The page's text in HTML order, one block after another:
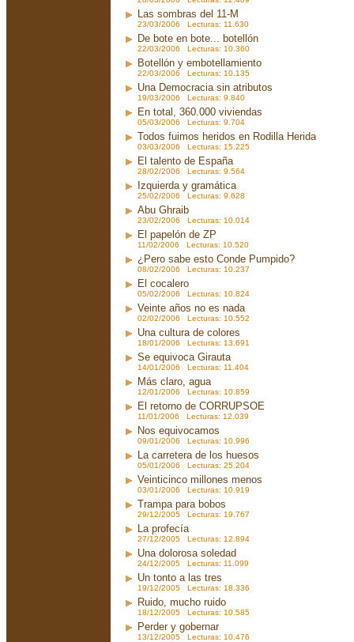
Las sombras del 11-M
23/03/2006 Lecturas: 11.630
De bote en bote... botellón
22/03/2006 Lecturas: 10.360
Botellón y embotellamiento
22/03/2006 Lecturas: 10.135
Una Democracia sin atributos
19/03/2006 Lecturas: 9.840
En total, 360.000 viviendas
05/03/2006 Lecturas: 9.704
Todos fuimos heridos en Rodilla Herida
03/03/2006 Lecturas: 15.225
El talento de España
28/02/2006 Lecturas: 9.564
Izquierda y gramática
25/02/2006 Lecturas: 9.628
Abu Ghraib
23/02/2006 Lecturas: 10.014
El papelón de ZP
11/02/2006 Lecturas: 10.520
¿Pero sabe esto Conde Pumpido?
08/02/2006 Lecturas: 10.237
El cocalero
05/02/2006 Lecturas: 10.824
Veinte años no es nada
02/02/2006 Lecturas: 10.552
Una cultura de colores
18/01/2006 Lecturas: 13.691
Se equivoca Girauta
14/01/2006 Lecturas: 11.404
Más claro, agua
12/01/2006 Lecturas: 10.859
El retorno de CORRUPSOE
11/01/2006 Lecturas: 12.039
Nos equivocamos
09/01/2006 Lecturas: 10.996
La carretera de los huesos
05/01/2006 Lecturas: 25.204
Veinticinco millones menos
03/01/2006 Lecturas: 10.919
Trampa para bobos
29/12/2005 Lecturas: 19.767
La profecía
27/12/2005 Lecturas: 12.894
Una dolorosa soledad
24/12/2005 Lecturas: 11.099
Un tonto a las tres
19/12/2005 Lecturas: 18.336
Ruido, mucho ruido
18/12/2005 Lecturas: 10.585
Perder y gobernar
13/12/2005 Lecturas: 10.476